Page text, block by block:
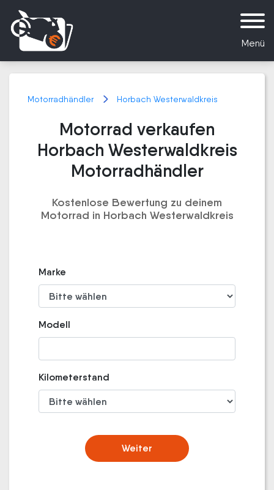
Menü
Motorradhändler Horbach Westerwaldkreis
Motorrad verkaufen
Horbach Westerwaldkreis
Motorradhändler
Kostenlose Bewertung zu deinem
Motorrad in Horbach Westerwaldkreis
Marke
Modell
Kilometerstand
Weiter